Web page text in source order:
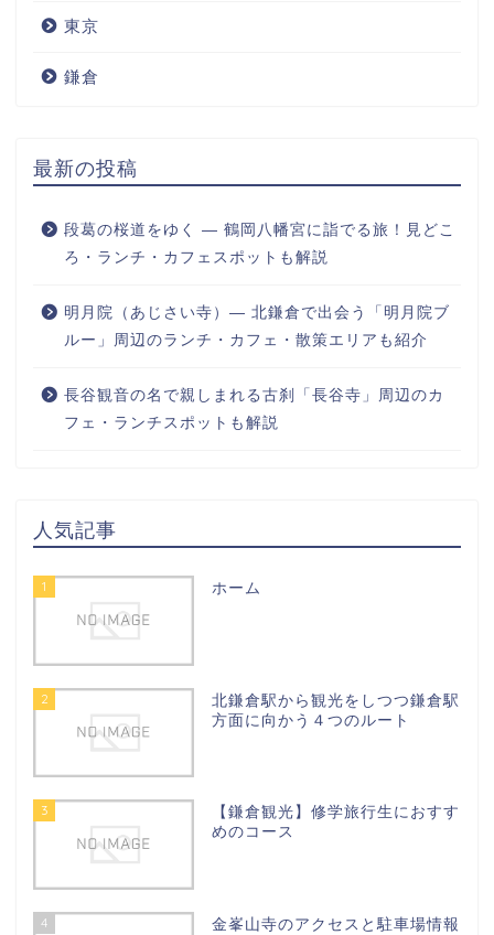
東京
鎌倉
最新の投稿
段葛の桜道をゆく ― 鶴岡八幡宮に詣でる旅！見どこ
ろ・ランチ・カフェスポットも解説
明月院（あじさい寺）― 北鎌倉で出会う「明月院ブ
ルー」周辺のランチ・カフェ・散策エリアも紹介
長谷観音の名で親しまれる古刹「長谷寺」周辺のカ
フェ・ランチスポットも解説
人気記事
1 ホーム
2
北鎌倉駅から観光をしつつ鎌倉駅
方面に向かう４つのルート
3
【鎌倉観光】修学旅行生におすす
めのコース
4 金峯山寺のアクセスと駐車場情報